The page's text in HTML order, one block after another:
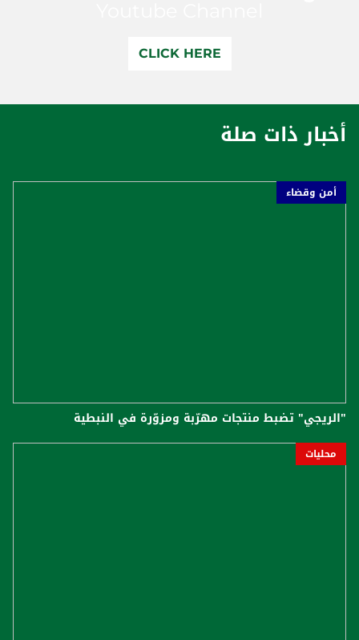
CLICK HERE
أخبار ذات صلة
أمن وقضاء
"الريجي" تضبط منتجات مهرّبة ومزوّرة في النبطية
محليات